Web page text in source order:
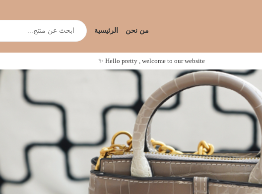
الرئيسية من نحن
Hello pretty , welcome to our website ✨